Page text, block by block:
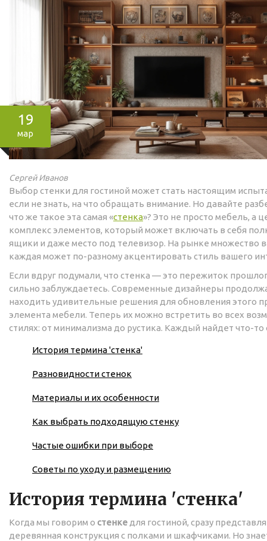
19
мар
Сергей Иванов
Выбор стенки для гостиной может стать настоящим
если не знать, на что обращать внимание. Но давайте
что же такое эта самая «стенка»? Это не просто мебель, а
комплекс элементов, который может включать в себя
ящики и даже место под телевизор. На рынке множество
каждая может по-разному акцентировать стиль вашего
Если вдруг подумали, что стенка — это пережиток
сильно заблуждаетесь. Современные дизайнеры
находить удивительные решения для обновления этого
элемента мебели. Теперь их можно встретить во всех
стилях: от минимализма до рустика. Каждый найдет что-то
История термина 'стенка'
Разновидности стенок
Материалы и их особенности
Как выбрать подходящую стенку
Частые ошибки при выборе
Советы по уходу и размещению
История термина 'стенка'
Когда мы говорим о стенке для гостиной, сразу
деревянная конструкция с полками и шкафчиками. Но